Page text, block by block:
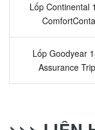
Lốp Continental
Lốp Goodyear
Assurance